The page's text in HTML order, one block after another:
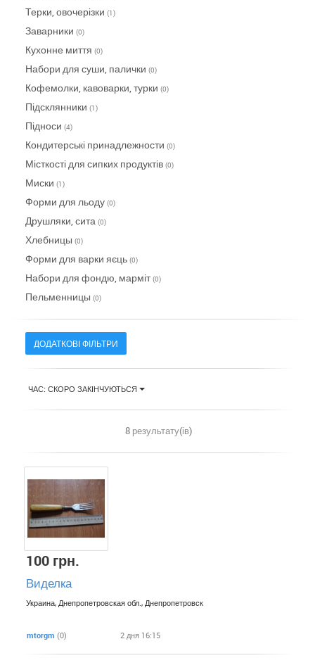
Терки, овочерізки (1)
Заварники (0)
Кухонне миття (0)
Набори для суши, палички (0)
Кофемолки, кавоварки, турки (0)
Підсклянники (1)
Підноси (4)
Кондитерські принадлежности (0)
Місткості для сипких продуктів (0)
Миски (1)
Форми для льоду (0)
Друшляки, сита (0)
Хлебницы (0)
Форми для варки яєць (0)
Набори для фондю, марміт(0)
Пельменницы (0)
ДОДАТКОВІ ФІЛЬТРИ
ЧАС: СКОРО ЗАКІНЧУЮТЬСЯ
8 результату(ів)
100 грн.
Виделка
Украина, Днепропетровская обл., Днепропетровск
mtorgm (0) 2 дня 16:15